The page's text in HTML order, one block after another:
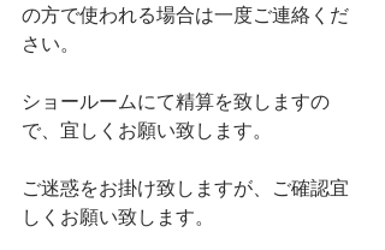
の方で使われる場合は一度ご連絡くだ
さい。
ショールームにて精算を致しますの
で、宜しくお願い致します。
ご迷惑をお掛け致しますが、ご確認宜
しくお願い致します。